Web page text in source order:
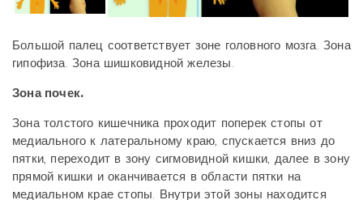
Большой палец соответствует зоне головного мозга. Зона
гипофиза. Зона шишковидной железы.
Зона почек.
Зона толстого кишечника проходит поперек стопы от
медиального к латеральному краю, спускается вниз до
пятки, переходит в зону сигмовидной кишки, далее в зону
прямой кишки и оканчивается в области пятки на
медиальном крае стопы. Внутри этой зоны находится